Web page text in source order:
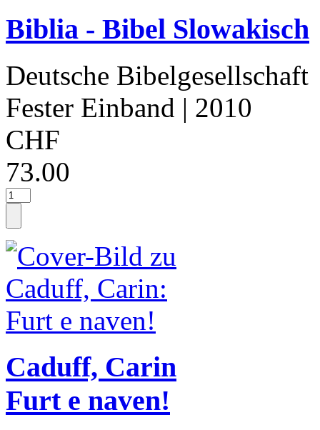
Biblia - Bibel Slowakisch
Deutsche Bibelgesellschaft
Fester Einband | 2010
CHF
73.00
Caduff, Carin
Furt e naven!